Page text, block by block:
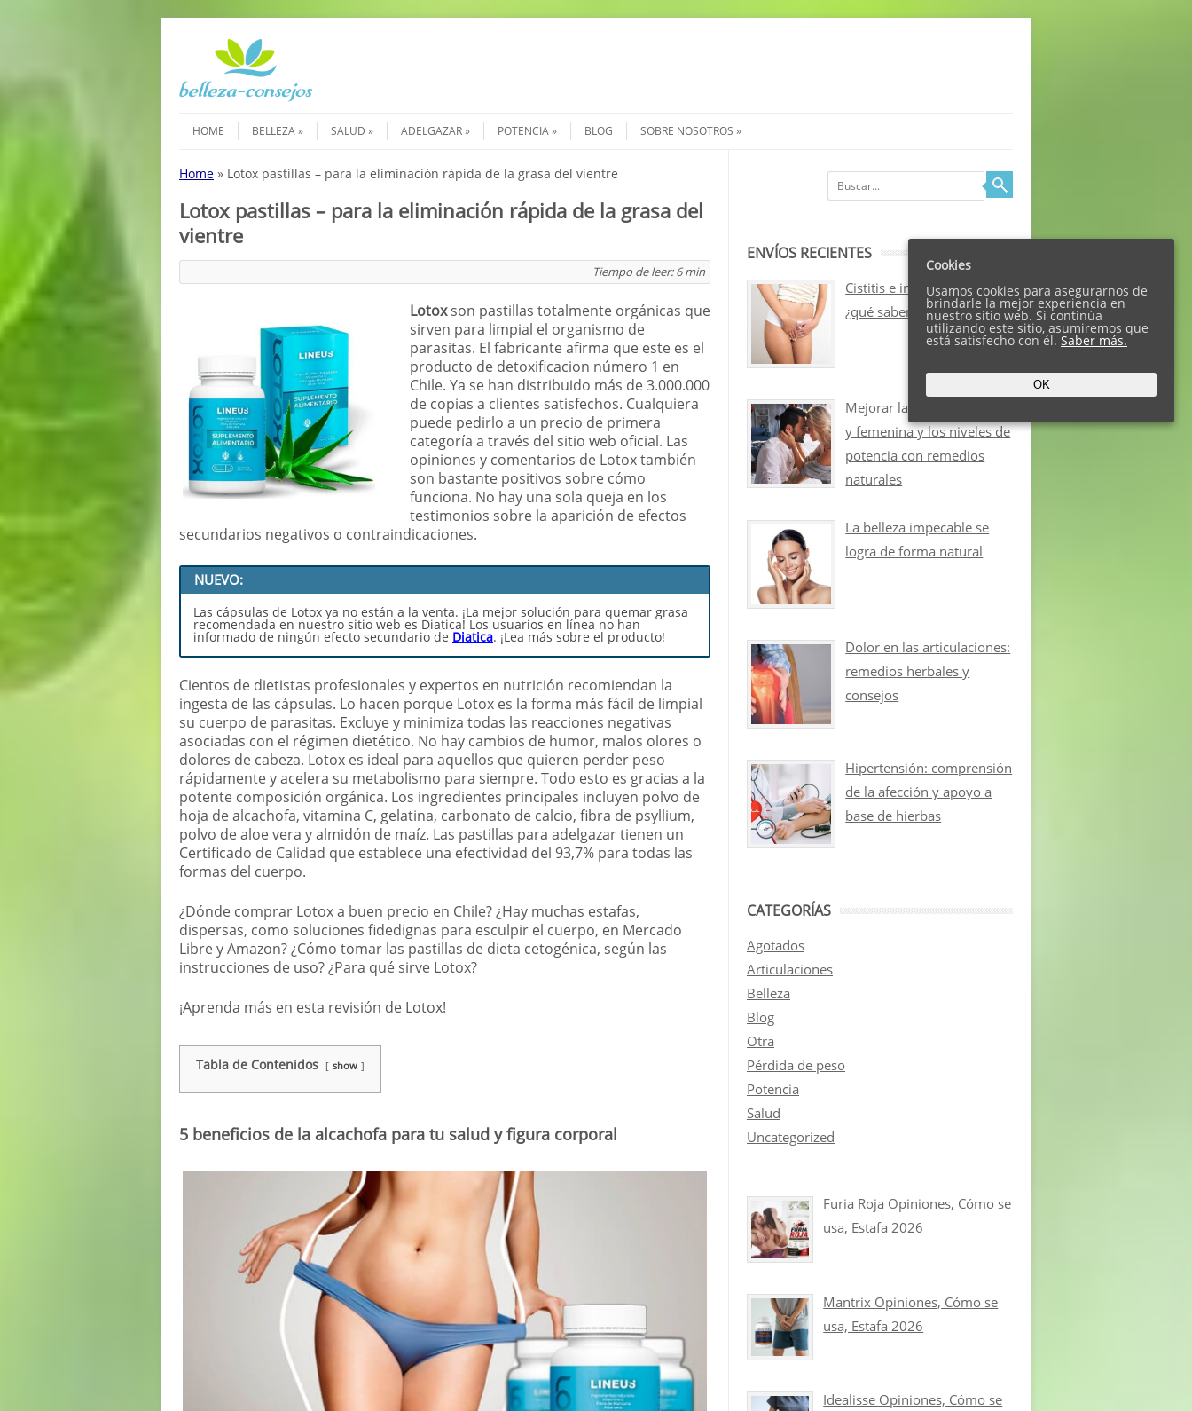
Menú
HOME
BELLEZA SALUD ADELGAZAR POTENCIA BLOG SOBRE NOSOTROS
Home » Lotox pastillas – para la eliminación rápida de la grasa del vientre
Lotox pastillas – para la eliminación rápida de la grasa del
vientre
Tiempo de leer:6 min
Lotoxson pastillas totalmente orgánicas que
sirven para limpial el organismo de
parasitas. El fabricante afirma que este es el
producto de detoxificacion número 1 en
Chile. Ya se han distribuido más de 3.000.000
de copias a clientes satisfechos. Cualquiera
puede pedirlo a un precio de primera
categoría a través del sitio web oficial. Las
opiniones y comentarios de Lotox también
son bastante positivos sobre cómo
funciona. No hay una sola queja en los
testimonios sobre la aparición de efectos
secundarios negativos o contraindicaciones.
NUEVO:
Las cápsulas de Lotox ya no están a la venta. ¡La mejor solución para quemar grasa
recomendada en nuestro sitio web es Diatica! Los usuarios en línea no han
informado de ningún efecto secundario de Diatica. ¡Lea más sobre el producto!
Cientos de dietistas profesionales y expertos en nutrición recomiendan la
ingesta de las cápsulas. Lo hacen porque Lotox es la forma más fácil de limpial
su cuerpo de parasitas. Excluye y minimiza todas las reacciones negativas
asociadas con el régimen dietético. No hay cambios de humor, malos olores o
dolores de cabeza. Lotox es ideal para aquellos que quieren perder peso
rápidamente y acelera su metabolismo para siempre. Todo esto es gracias a la
potente composición orgánica. Los ingredientes principales incluyen polvo de
hoja de alcachofa, vitamina C, gelatina, carbonato de calcio, fibra de psyllium,
polvo de aloe vera y almidón de maíz. Las pastillas para adelgazar tienen un
Certificado de Calidad que establece una efectividad del 93,7% para todas las
formas del cuerpo.
¿Dónde comprar Lotox a buen precio en Chile? ¿Hay muchas estafas,
dispersas, como soluciones fidedignas para esculpir el cuerpo, en Mercado
Libre y Amazon? ¿Cómo tomar las pastillas de dieta cetogénica, según las
instrucciones de uso? ¿Para qué sirve Lotox?
¡Aprenda más en esta revisión de Lotox!
Tabla de Contenidos show
5 beneficios de la alcachofa para tu salud y figura corporal
ENVÍOS RECIENTES
Cistitis e incontinencia:
¿qué sabemos sobre ellos?
Mejorar la libido masculina
y femenina y los niveles de
potencia con remedios
naturales
La belleza impecable se
logra de forma natural
Dolor en las articulaciones:
remedios herbales y
consejos
Hipertensión: comprensión
de la afección y apoyo a
base de hierbas
CATEGORÍAS
Agotados
Articulaciones
Belleza
Blog
Otra
Pérdida de peso
Potencia
Salud
Uncategorized
Furia Roja Opiniones, Cómo se
usa, Estafa 2026
Mantrix Opiniones, Cómo se
usa, Estafa 2026
Idealisse Opiniones, Cómo se
Cookies
Usamos cookies para asegurarnos de
brindarle la mejor experiencia en
nuestro sitio web. Si continúa
utilizando este sitio, asumiremos que
está satisfecho con él. Saber más.
OK